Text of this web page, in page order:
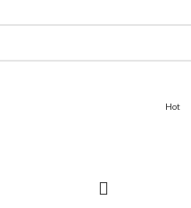
Hot